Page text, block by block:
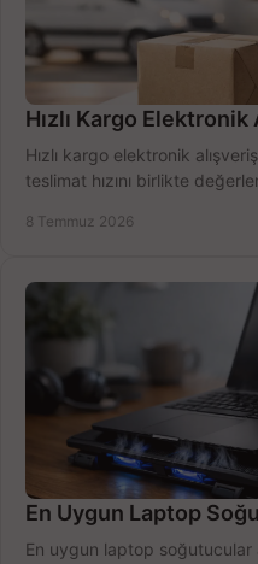
Hızlı Kargo
Hızlı kargo elektronik
teslimat hızını birlikte
8 Temmuz 2026
En Uygun Laptop
En uygun laptop soğutucular